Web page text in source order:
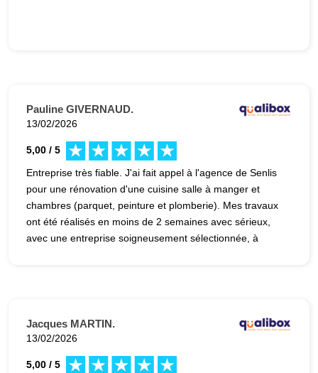
Pauline GIVERNAUD.
13/02/2026
5,00 / 5
Entreprise très fiable. J'ai fait appel à l'agence de Senlis
pour une rénovation d'une cuisine salle à manger et
chambres (parquet, peinture et plomberie). Mes travaux
ont été réalisés en moins de 2 semaines avec sérieux,
avec une entreprise soigneusement sélectionnée, à
referai appel à leur service sans hésiter.
Jacques MARTIN.
13/02/2026
5,00 / 5